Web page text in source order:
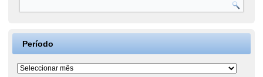
Período
Período